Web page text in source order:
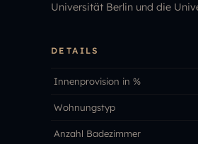
Universität Berlin und die
DETAILS
Innenprovision in %
Wohnungstyp
Anzahl Badezimmer